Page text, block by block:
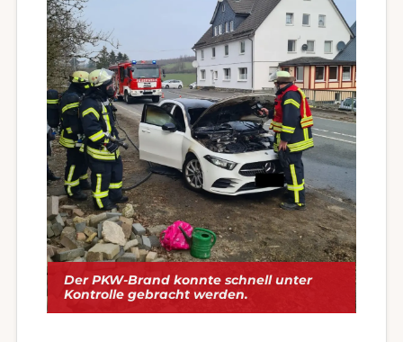
Der PKW-Brand konnte schnell unter
Kontrolle gebracht werden.